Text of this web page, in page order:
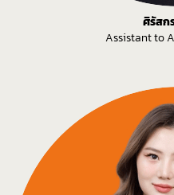
ศิรัสก
Assistant to